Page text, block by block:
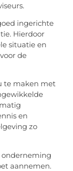
ingerichte
Hierdoor
situatie en
de
te maken met
en
zo
onderneming
aannemen.